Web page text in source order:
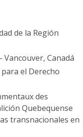
de la Región
Vancouver, Canadá
el Derecho
des
Quebequense
transnacionales en